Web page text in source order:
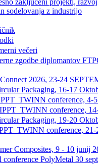
zaključeni projekti,
sodelovanja z industrijo
večeri
zgodbe diplomantov
2026, 23-24
Packaging, 16-17
conference, 4-
conference,
Packaging, 19-20
conference, 21-
Composites, 9 - 10 junij
conference PolyMetal 30